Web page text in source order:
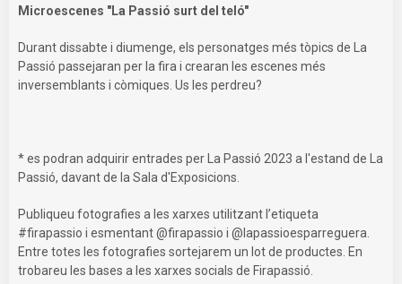
Microescenes "La Passió surt del teló"
Durant dissabte i diumenge, els personatges més tòpics de La
Passió passejaran per la fira i crearan les escenes més
inversemblants i còmiques. Us les perdreu?
* es podran adquirir entrades per La Passió 2023 a l'estand de La
Passió, davant de la Sala d'Exposicions.
Publiqueu fotografies a les xarxes utilitzant l’etiqueta
#firapassio i esmentant @firapassio i @lapassioesparreguera.
Entre totes les fotografies sortejarem un lot de productes. En
trobareu les bases a les xarxes socials de Firapassió.